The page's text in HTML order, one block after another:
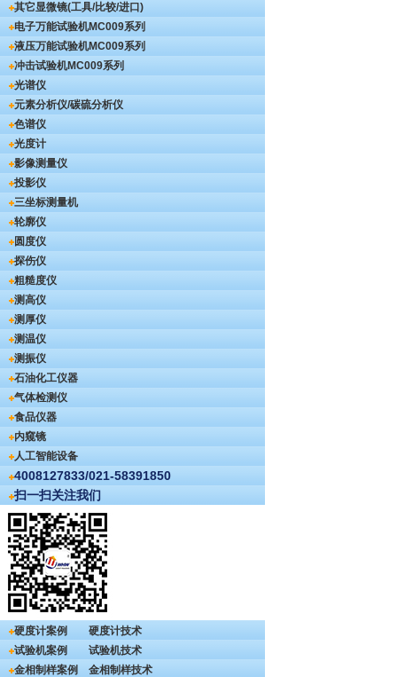
其它显微镜(工具/比较/进口)
电子万能试验机MC009系列
液压万能试验机MC009系列
冲击试验机MC009系列
光谱仪
元素分析仪/碳硫分析仪
色谱仪
光度计
影像测量仪
投影仪
三坐标测量机
轮廓仪
圆度仪
探伤仪
粗糙度仪
测高仪
测厚仪
测温仪
测振仪
石油化工仪器
气体检测仪
食品仪器
内窥镜
人工智能设备
4008127833/021-58391850
扫一扫关注我们
硬度计案例
硬度计技术
试验机案例
试验机技术
金相制样案例
金相制样技术